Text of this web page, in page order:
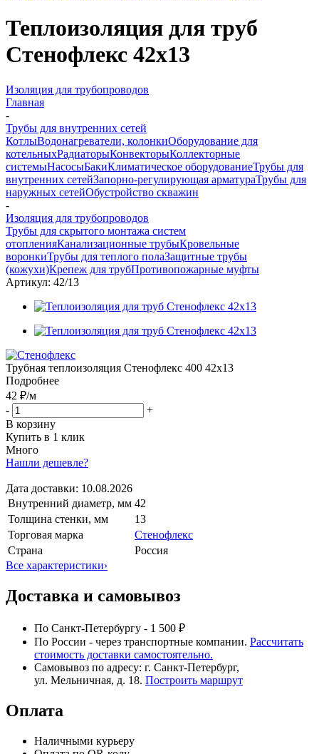
Теплоизоляция для труб
Стенофлекс 42х13
Изоляция для трубопроводов
Главная
-
Трубы для внутренних сетей
КотлыВодонагреватели, колонкиОборудование для
котельныхРадиаторыКонвекторыКоллекторные
системыНасосыБакиКлиматическое оборудованиеТрубы для
внутренних сетейЗапорно-регулирующая арматураТрубы для
наружных сетейОбустройство скважин
-
Изоляция для трубопроводов
Трубы для скрытого монтажа систем
отопленияКанализационные трубыКровельные
воронкиТрубы для теплого полаЗащитные трубы
(кожухи)Крепеж для трубПротивопожарные муфты
Артикул: 42/13
Трубная теплоизоляция Стенофлекс 400 42х13
Подробнее
42 ₽/м
-
+
В корзину
Купить в 1 клик
Много
Нашли дешевле?
Дата доставки: 10.08.2026
Внутренний диаметр, мм 42
Толщина стенки, мм
13
Торговая марка
Стенофлекс
Страна
Россия
Все характеристики›
Доставка и самовывоз
По Санкт-Петербургу - 1 500 ₽
По России - через транспортные компании. Рассчитать
стоимость доставки самостоятельно.
Самовывоз по адресу: г. Санкт-Петербург,
ул. Мельничная, д. 18. Построить маршрут
Оплата
Наличными курьеру